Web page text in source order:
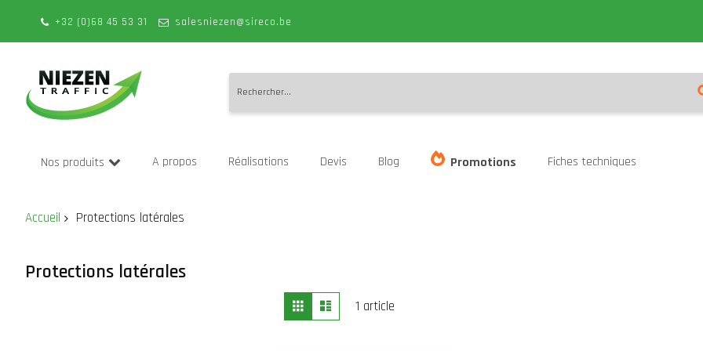
+32 (0)68 45 53 31 salesniezen@sireco.be
contenuNos produits A propos Réalisations Devis Blog Promotions Fiches techniques
Accueil Protections latérales
Protections latérales
Afficher
en
Grille Liste1 article